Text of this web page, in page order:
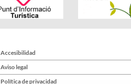
Accesibilidad
Aviso legal
Política de privacidad